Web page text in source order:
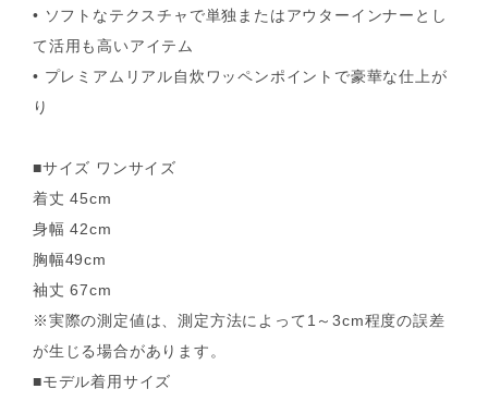
• ソフトなテクスチャで単独またはアウターインナーとし
て活用も高いアイテム
• プレミアムリアル自炊ワッペンポイントで豪華な仕上が
り
■サイズ ワンサイズ
着丈 45cm
身幅 42cm
胸幅49cm
袖丈 67cm
※実際の測定値は、測定方法によって1～3cm程度の誤差
が生じる場合があります。
■モデル着用サイズ